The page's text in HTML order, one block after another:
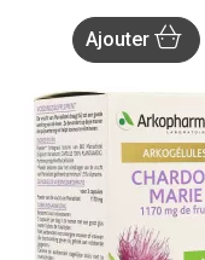
Ajouter